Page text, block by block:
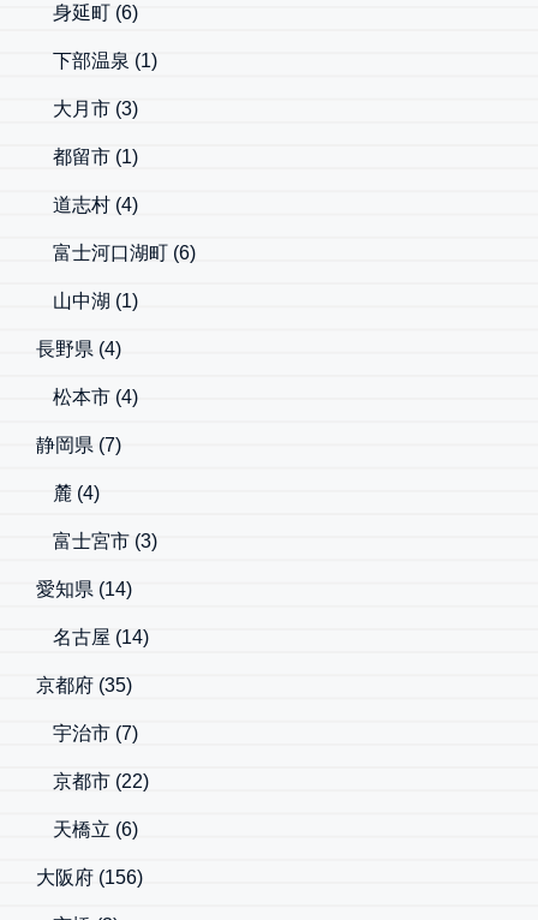
身延町 (6)
下部温泉 (1)
大月市 (3)
都留市 (1)
道志村 (4)
富士河口湖町 (6)
山中湖 (1)
長野県 (4)
松本市 (4)
静岡県 (7)
麓 (4)
富士宮市 (3)
愛知県 (14)
名古屋 (14)
京都府 (35)
宇治市 (7)
京都市 (22)
天橋立 (6)
大阪府 (156)